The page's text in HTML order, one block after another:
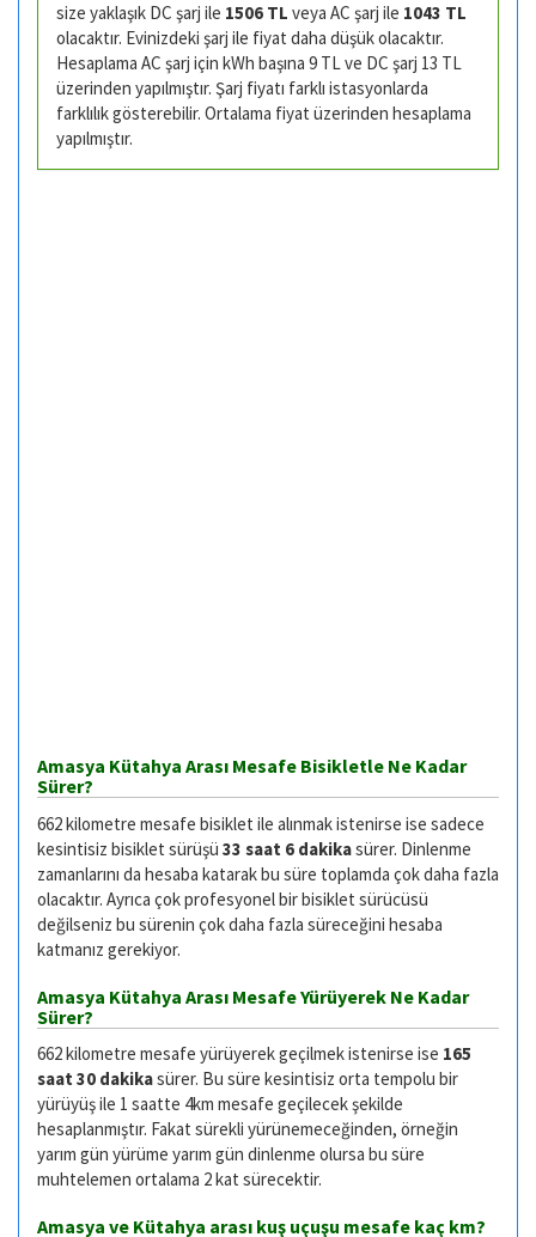
size yaklaşık DC şarj ile 1506 TL veya AC şarj ile 1043 TL
olacaktır. Evinizdeki şarj ile fiyat daha düşük olacaktır.
Hesaplama AC şarj için kWh başına 9 TL ve DC şarj 13 TL
üzerinden yapılmıştır. Şarj fiyatı farklı istasyonlarda
farklılık gösterebilir. Ortalama fiyat üzerinden hesaplama
yapılmıştır.
Amasya Kütahya Arası Mesafe Bisikletle Ne Kadar
Sürer?
662 kilometre mesafe bisiklet ile alınmak istenirse ise sadece
kesintisiz bisiklet sürüşü 33 saat 6 dakikasürer. Dinlenme
zamanlarını da hesaba katarak bu süre toplamda çok daha fazla
olacaktır. Ayrıca çok profesyonel bir bisiklet sürücüsü
değilseniz bu sürenin çok daha fazla süreceğini hesaba
katmanız gerekiyor.
Amasya Kütahya Arası Mesafe Yürüyerek Ne Kadar
Sürer?
662 kilometre mesafe yürüyerek geçilmek istenirse ise 165
saat 30 dakikasürer. Bu süre kesintisiz orta tempolu bir
yürüyüş ile 1 saatte 4km mesafe geçilecek şekilde
hesaplanmıştır. Fakat sürekli yürünemeceğinden, örneğin
yarım gün yürüme yarım gün dinlenme olursa bu süre
muhtelemen ortalama 2 kat sürecektir.
Amasya ve Kütahya arası kuş uçuşu mesafe kaç km?